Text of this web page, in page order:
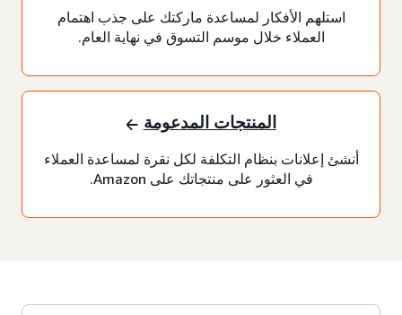
استلهم الأفكار لمساعدة ماركتك على جذب اهتمام
العملاء خلال موسم التسوق في نهاية العام.
المنتجات المدعومة
أنشئ إعلانات بنظام التكلفة لكل نقرة لمساعدة العملاء
في العثور على منتجاتك على Amazon.